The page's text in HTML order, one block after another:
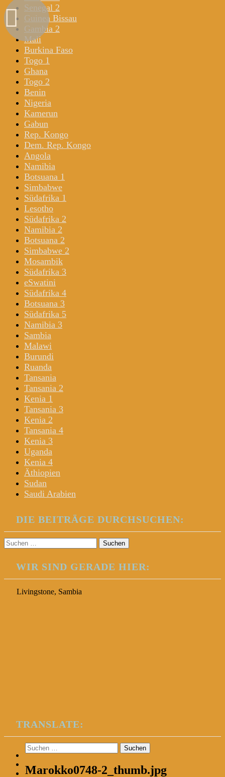
Senegal 2
Guinea Bissau
Gambia 2
Mali
Burkina Faso
Togo 1
Ghana
Togo 2
Benin
Nigeria
Kamerun
Gabun
Rep. Kongo
Dem. Rep. Kongo
Angola
Namibia
Botsuana 1
Simbabwe
Südafrika 1
Lesotho
Südafrika 2
Namibia 2
Botsuana 2
Simbabwe 2
Mosambik
Südafrika 3
eSwatini
Südafrika 4
Botsuana 3
Südafrika 5
Namibia 3
Sambia
Malawi
Burundi
Ruanda
Tansania
Tansania 2
Kenia 1
Tansania 3
Kenia 2
Tansania 4
Kenia 3
Uganda
Kenia 4
Äthiopien
Sudan
Saudi Arabien
DIE BEITRÄGE DURCHSUCHEN:
Suchen
nach:
WIR SIND GERADE HIER:
Livingstone, Sambia
TRANSLATE:
Suchen
nach:
Marokko0748-2_thumb.jpg